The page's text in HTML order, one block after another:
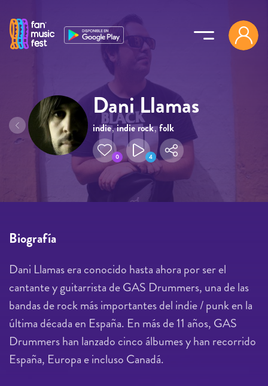
Dani Llamas
indie,indie rock,folk
0 4
Biografía
Dani Llamas era conocido hasta ahora por ser el
cantante y guitarrista de GAS Drummers, una de las
bandas de rock más importantes del indie / punk en la
última década en España. En más de 11 años, GAS
Drummers han lanzado cinco álbumes y han recorrido
España, Europa e incluso Canadá.